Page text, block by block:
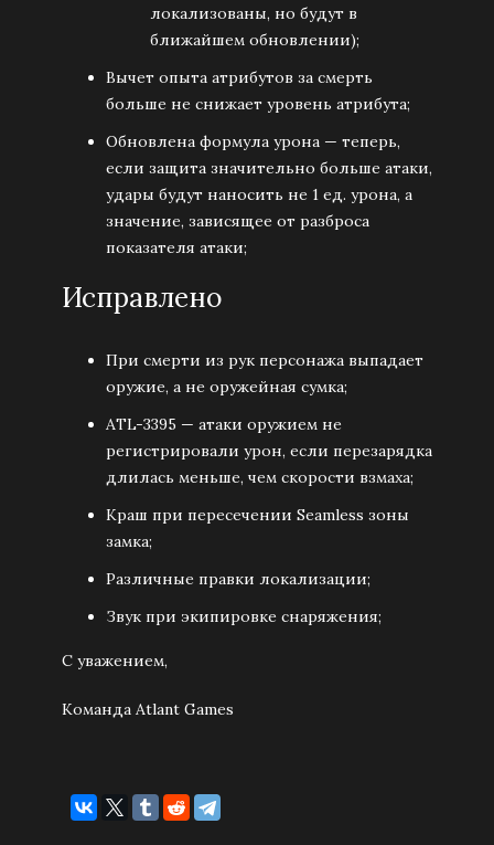
локализованы, но будут в
ближайшем обновлении);
Вычет опыта атрибутов за смерть
больше не снижает уровень атрибута;
Обновлена формула урона — теперь,
если защита значительно больше атаки,
удары будут наносить не 1 ед. урона, а
значение, зависящее от разброса
показателя атаки;
Исправлено
При смерти из рук персонажа выпадает
оружие, а не оружейная сумка;
ATL-3395 — атаки оружием не
регистрировали урон, если перезарядка
длилась меньше, чем скорости взмаха;
Краш при пересечении Seamless зоны
замка;
Различные правки локализации;
Звук при экипировке снаряжения;
С уважением,
Команда Atlant Games